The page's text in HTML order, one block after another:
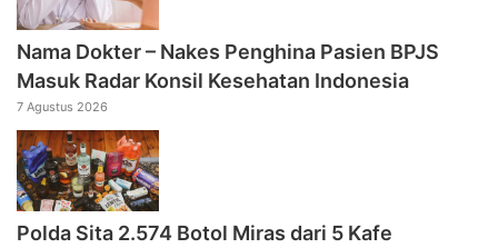
Nama Dokter – Nakes Penghina Pasien BPJS
Masuk Radar Konsil Kesehatan Indonesia
7 Agustus 2026
Polda Sita 2.574 Botol Miras dari 5 Kafe